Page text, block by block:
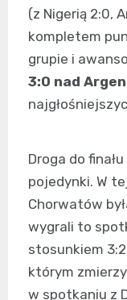
(z Nigerią 2:0,
kompletem
grupie i
3:0 nad
Droga do
pojedynki. W
Chorwatów
wygrali to
stosunkiem
którym
w spotkaniu z